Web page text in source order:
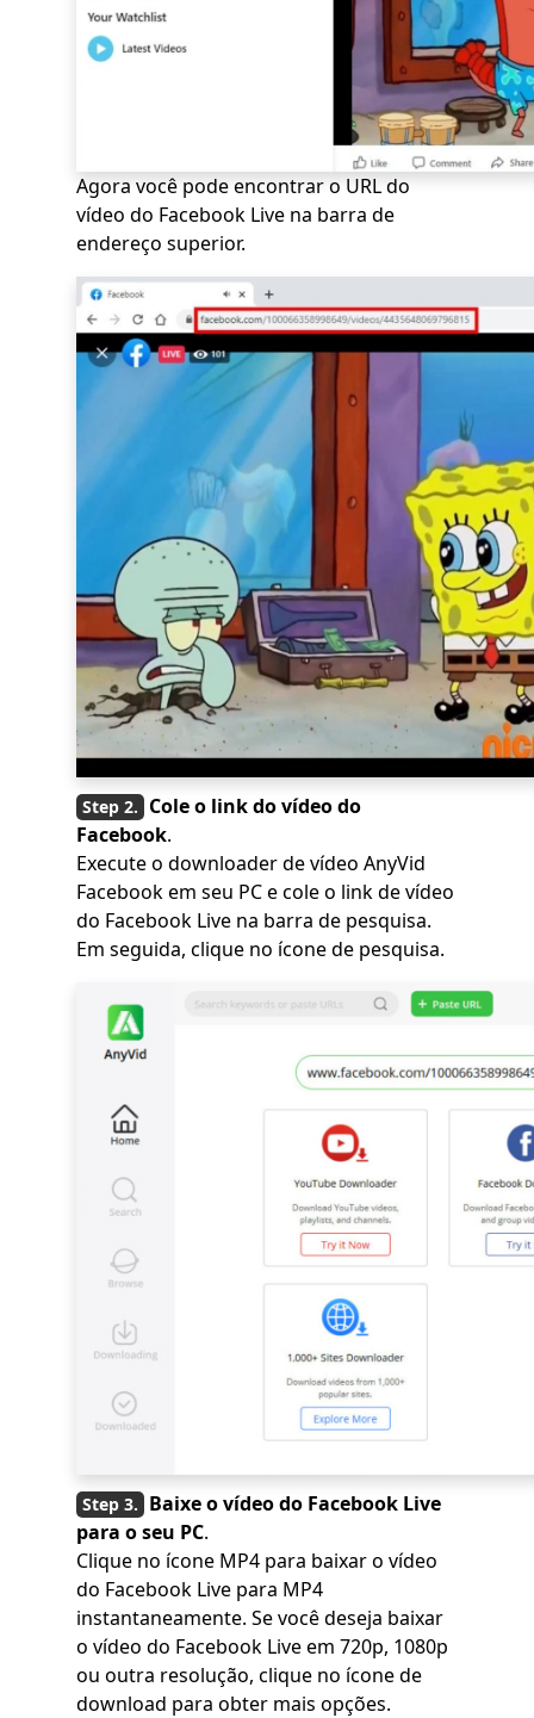
Agora você pode encontrar o URL do
vídeo do Facebook Live na barra de
endereço superior.
Cole o link do vídeo do
Facebook.
Execute o downloader de vídeo AnyVid
Facebook em seu PC e cole o link de vídeo
do Facebook Live na barra de pesquisa.
Em seguida, clique no ícone de pesquisa.
Baixe o vídeo do Facebook Live
para o seu PC.
Clique no ícone MP4 para baixar o vídeo
do Facebook Live para MP4
instantaneamente. Se você deseja baixar
o vídeo do Facebook Live em 720p, 1080p
ou outra resolução, clique no ícone de
download para obter mais opções.